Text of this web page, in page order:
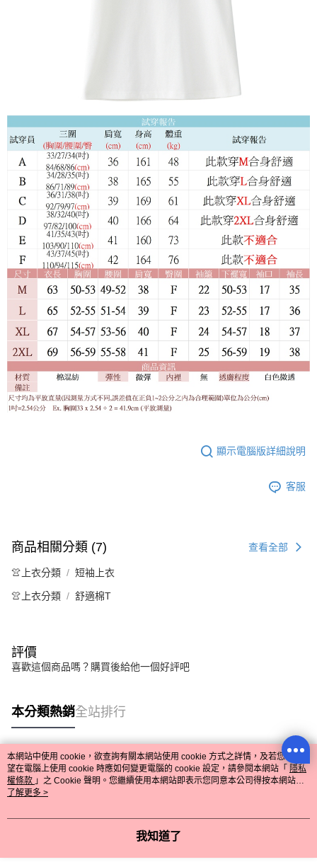
顯示電腦版詳細說明
客服
商品相關分類 (7) 查看全部
👚上衣分類 短袖上衣
👚上衣分類 舒適棉T
評價
喜歡這個商品嗎？購買後給他一個好評吧
本分類熱銷全站排行
熱門標籤
本網站中使用 cookie，欲查詢有關本網站使用 cookie 方式之詳情，及若您不希
望在電腦上使用 cookie 時應如何變更電腦的 cookie 設定，請參閱本網站「 隱私
權條款 」之 Cookie 聲明。您繼續使用本網站即表示您同意本公司得按本網站使
用條款之 Cookie 聲明使用 cookie。
了解更多 >
我知道了